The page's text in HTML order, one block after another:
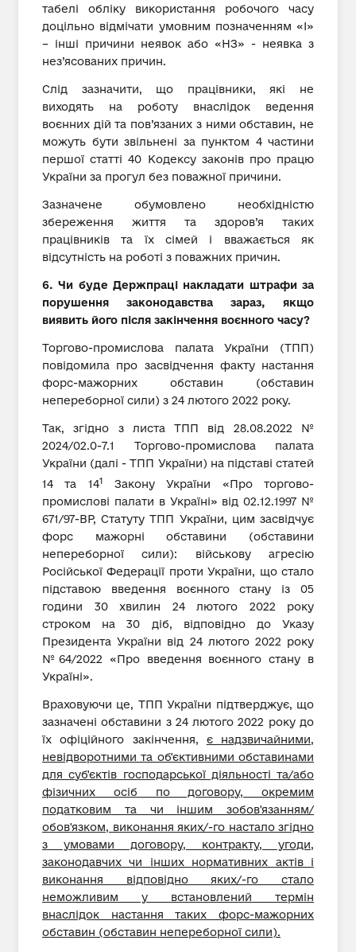
табелі обліку використання робочого часу
доцільно відмічати умовним позначенням «І»
– інші причини неявок або «НЗ» - неявка з
нез’ясованих причин.
Слід зазначити, що працівники, які не
виходять на роботу внаслідок ведення
воєнних дій та пов’язаних з ними обставин, не
можуть бути звільнені за пунктом 4 частини
першої статті 40 Кодексу законів про працю
України за прогул без поважної причини.
Зазначене обумовлено необхідністю
збереження життя та здоров’я таких
працівників та їх сімей і вважається як
відсутність на роботі з поважних причин.
6. Чи буде Держпраці накладати штрафи за
порушення законодавства зараз, якщо
виявить його після закінчення воєнного часу?
Торгово-промислова палата України (ТПП)
повідомила про засвідчення факту настання
форс-мажорних обставин (обставин
непереборної сили) з 24 лютого 2022 року.
Так, згідно з листа ТПП від 28.08.2022 №
2024/02.0-7.1 Торгово-промислова палата
України (далі - ТПП України) на підставі статей
14 та 141
Закону України «Про торгово-
промислові палати в Україні» вiд 02.12.1997 №
671/97-BP, Статуту ТПП України, цим засвідчує
форс мажорні обставини (обставини
непереборної сили): військову агресію
Російської Федерації проти України, що стало
підставою введення воєнного стану із 05
години 30 хвилин 24 лютого 2022 року
строком на 30 діб, відповідно до Указу
Президента України від 24 лютого 2022 року
№64/2022 «Про введення воєнного стану в
Україні».
Враховуючи це, ТПП України підтверджує, що
зазначені обставини з 24 лютого 2022 року до
їх офіційного закінчення, є надзвичайними,
невідворотними та об'єктивними обставинами
для суб'єктів господарської дiяльностi та/або
фізичних осіб по договору, окремим
податковим та чи іншим зобов'язанням/
обов'язком, виконання яких/-го настало згідно
з умовами договору, контракту, угоди,
законодавчих чи інших нормативних актів і
виконання відповідно яких/-го стало
неможливим у встановлений термін
внаслідок настання таких форс-мажорних
обставин (обставин непереборної сили).